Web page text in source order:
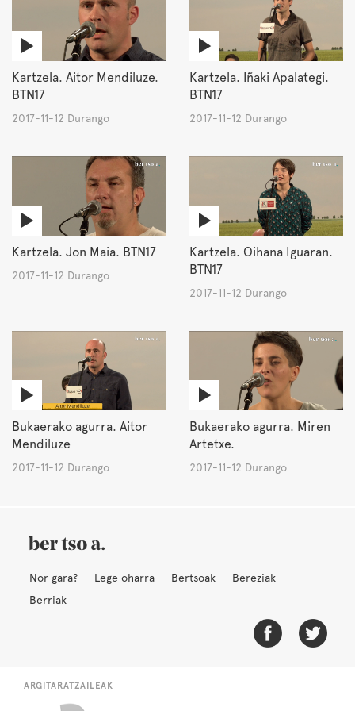
Kartzela. Aitor Mendiluze.
BTN17
2017-11-12 Durango
Kartzela. Iñaki Apalategi.
BTN17
2017-11-12 Durango
Kartzela. Jon Maia. BTN17
2017-11-12 Durango
Kartzela. Oihana Iguaran.
BTN17
2017-11-12 Durango
Bukaerako agurra. Aitor
Mendiluze
2017-11-12 Durango
Bukaerako agurra. Miren
Artetxe.
2017-11-12 Durango
Nor gara? Lege oharra Bertsoak
Bereziak
Berriak
ARGITARATZAILEAK